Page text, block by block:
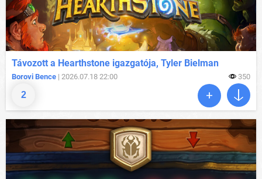
2
Távozott a Hearthstone igazgatója, Tyler Bielman
Borovi Bence | 2026.07.18 22:00 350